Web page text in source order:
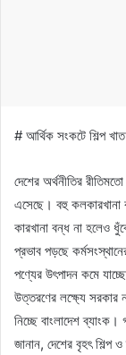
# আর্থিক সংকটে শিল্প
দেশের অর্থনীতির
এসেছে। বহু কলকারখানা
কারখানা বন্ধ না হলেও
প্রভাব পড়ছে
পণ্যের উৎপাদন কমে
উত্তরণের লক্ষ্যে সরকার
নিচ্ছে বাংলাদেশ
জানান, দেশের বৃহৎ শিল্প